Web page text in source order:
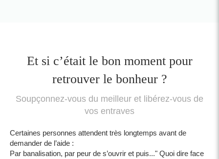
Et si c’était le bon moment pour
retrouver le bonheur ?
Soupçonnez-vous du meilleur et libérez-vous de
vos entraves
Certaines personnes attendent très longtemps avant de
demander de l’aide :
Par banalisation, par peur de s’ouvrir et puis..." Quoi dire face